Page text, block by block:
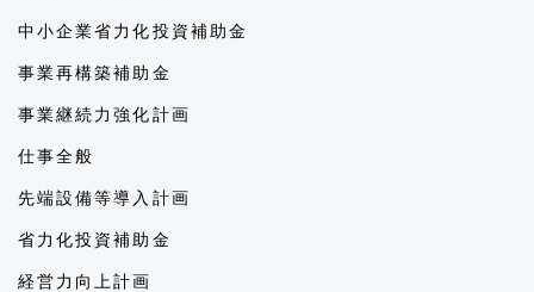
中小企業省力化投資補助金
事業再構築補助金
事業継続力強化計画
仕事全般
先端設備等導入計画
省力化投資補助金
経営力向上計画